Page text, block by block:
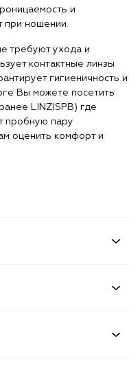
и
при ношении.
требуют ухода и
контактные линзы
гигиеничность и
Вы можете посетить
LINZISPB) где
пробную пару
оценить комфорт и